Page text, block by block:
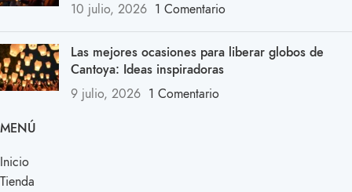
10 julio, 2026 1 Comentario
Las mejores ocasiones para liberar globos de
Cantoya: Ideas inspiradoras
9 julio, 2026 1 Comentario
MENÚ
Inicio
Tienda